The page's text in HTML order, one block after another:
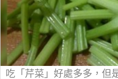
吃「芹菜」好處多多，但